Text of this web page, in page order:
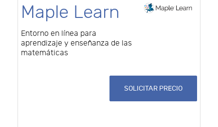
Maple Learn
Entorno en línea para
aprendizaje y enseñanza de las
matemáticas
SOLICITAR PRECIO